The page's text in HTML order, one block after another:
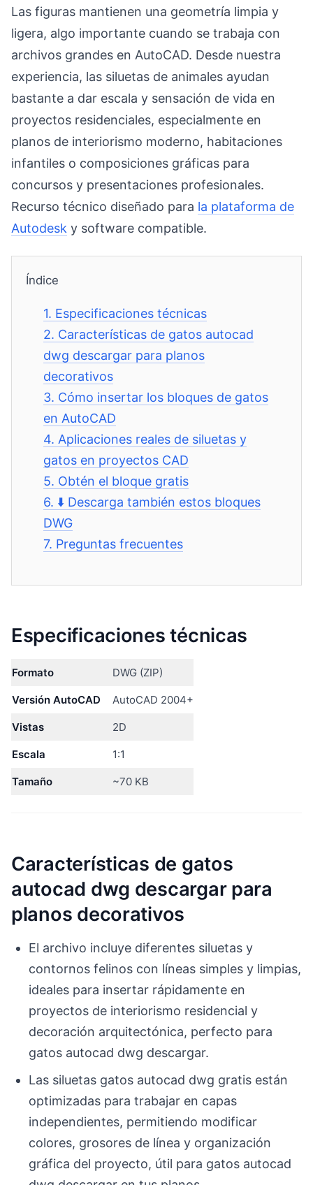
Las figuras mantienen una geometría limpia y
ligera, algo importante cuando se trabaja con
archivos grandes en AutoCAD. Desde nuestra
experiencia, las siluetas de animales ayudan
bastante a dar escala y sensación de vida en
proyectos residenciales, especialmente en
planos de interiorismo moderno, habitaciones
infantiles o composiciones gráficas para
concursos y presentaciones profesionales.
Recurso técnico diseñado para la plataforma de
Autodesk y software compatible.
Índice
1. Especificaciones técnicas
2. Características de gatos autocad
dwg descargar para planos
decorativos
3. Cómo insertar los bloques de gatos
en AutoCAD
4. Aplicaciones reales de siluetas y
gatos en proyectos CAD
5. Obtén el bloque gratis
6. ⬇️ Descarga también estos bloques
DWG
7. Preguntas frecuentes
Especificaciones técnicas
Formato DWG (ZIP)
Versión AutoCAD AutoCAD 2004+
Vistas 2D
Escala 1:1
Tamaño ~70 KB
Características de gatos
autocad dwg descargar para
planos decorativos
El archivo incluye diferentes siluetas y
contornos felinos con líneas simples y limpias,
ideales para insertar rápidamente en
proyectos de interiorismo residencial y
decoración arquitectónica, perfecto para
gatos autocad dwg descargar.
Las siluetas gatos autocad dwg gratis están
optimizadas para trabajar en capas
independientes, permitiendo modificar
colores, grosores de línea y organización
gráfica del proyecto, útil para gatos autocad